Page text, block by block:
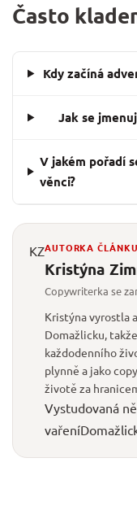
Často
Kdy začíná
Jak se
V jakém pořadí
věnci?
KZAUTORKA ČLÁNKU
Kristýna
Copywriterka se
Kristýna vyrostla
Domažlicku,
každodenního
plynně a jako
životě za
Vystudovaná
vaření